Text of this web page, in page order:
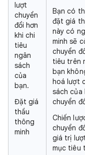
lượt
chuyển
đổi hơn
khi chi
tiêu
ngân
sách
của
bạn.
Đặt giá
thầu
thông
minh
Bạn có
đặt giá
này có
minh sẽ
chuyển
tiêu trên
bạn
hoá lượt
sách của
chuyển
Chiến
chuyển
giá trị
mục tiêu